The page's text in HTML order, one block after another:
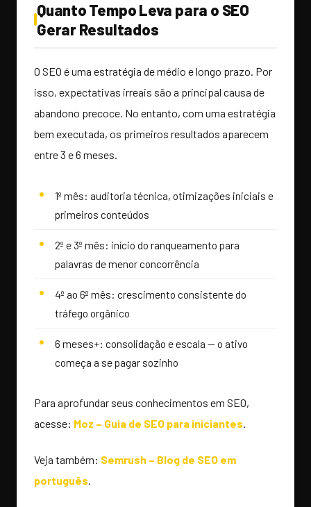
Quanto Tempo Leva para o SEO
Gerar Resultados
O SEO é uma estratégia de médio e longo prazo. Por
isso, expectativas irreais são a principal causa de
abandono precoce. No entanto, com uma estratégia
bem executada, os primeiros resultados aparecem
entre 3 e 6 meses.
1º mês: auditoria técnica, otimizações iniciais e
primeiros conteúdos
2º e 3º mês: início do ranqueamento para
palavras de menor concorrência
4º ao 6º mês: crescimento consistente do
tráfego orgânico
6 meses+: consolidação e escala — o ativo
começa a se pagar sozinho
Para aprofundar seus conhecimentos em SEO,
acesse: Moz – Guia de SEO para iniciantes.
Veja também: Semrush – Blog de SEO em
português.